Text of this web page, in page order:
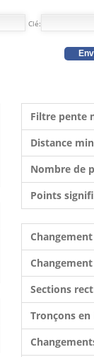
Clé:
Filtre pente
Distance
Nombre de
Points
Sections
Tronçons